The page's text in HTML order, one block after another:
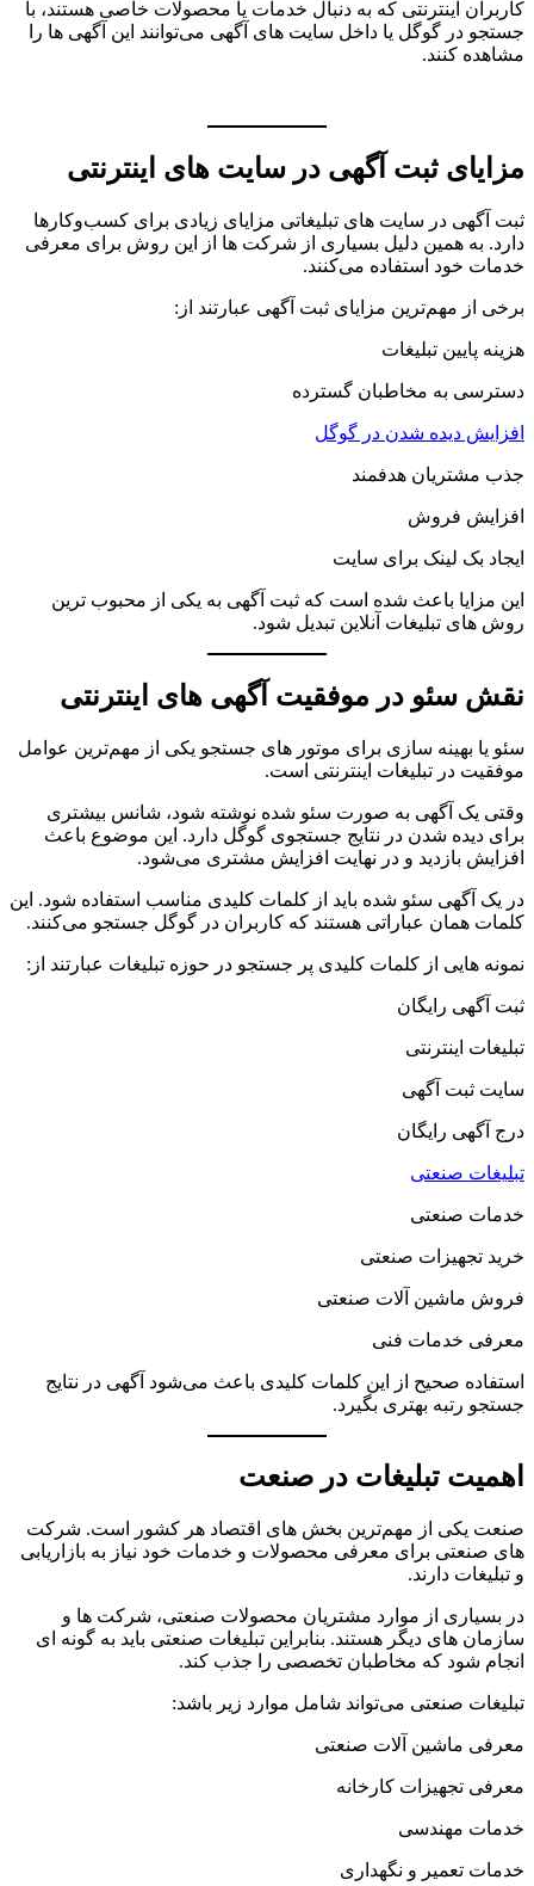
کاربران اینترنتی که به دنبال خدمات یا محصولات خاصی هستند، با
جستجو در گوگل یا داخل سایت های آگهی می‌توانند این آگهی ها را
مشاهده کنند.
مزایای ثبت آگهی در سایت های اینترنتی
ثبت آگهی در سایت های تبلیغاتی مزایای زیادی برای کسب‌وکارها
دارد. به همین دلیل بسیاری از شرکت ها از این روش برای معرفی
خدمات خود استفاده می‌کنند.
برخی از مهم‌ترین مزایای ثبت آگهی عبارتند از:
هزینه پایین تبلیغات
دسترسی به مخاطبان گسترده
افزایش دیده شدن در گوگل
جذب مشتریان هدفمند
افزایش فروش
ایجاد بک لینک برای سایت
این مزایا باعث شده است که ثبت آگهی به یکی از محبوب ترین
روش های تبلیغات آنلاین تبدیل شود.
نقش سئو در موفقیت آگهی های اینترنتی
سئو یا بهینه سازی برای موتور های جستجو یکی از مهم‌ترین عوامل
موفقیت در تبلیغات اینترنتی است.
وقتی یک آگهی به صورت سئو شده نوشته شود، شانس بیشتری
برای دیده شدن در نتایج جستجوی گوگل دارد. این موضوع باعث
افزایش بازدید و در نهایت افزایش مشتری می‌شود.
در یک آگهی سئو شده باید از کلمات کلیدی مناسب استفاده شود. این
کلمات همان عباراتی هستند که کاربران در گوگل جستجو می‌کنند.
نمونه هایی از کلمات کلیدی پر جستجو در حوزه تبلیغات عبارتند از:
ثبت آگهی رایگان
تبلیغات اینترنتی
سایت ثبت آگهی
درج آگهی رایگان
تبلیغات صنعتی
خدمات صنعتی
خرید تجهیزات صنعتی
فروش ماشین آلات صنعتی
معرفی خدمات فنی
استفاده صحیح از این کلمات کلیدی باعث می‌شود آگهی در نتایج
جستجو رتبه بهتری بگیرد.
اهمیت تبلیغات در صنعت
صنعت یکی از مهم‌ترین بخش های اقتصاد هر کشور است. شرکت
های صنعتی برای معرفی محصولات و خدمات خود نیاز به بازاریابی
و تبلیغات دارند.
در بسیاری از موارد مشتریان محصولات صنعتی، شرکت ها و
سازمان های دیگر هستند. بنابراین تبلیغات صنعتی باید به گونه ای
انجام شود که مخاطبان تخصصی را جذب کند.
تبلیغات صنعتی می‌تواند شامل موارد زیر باشد:
معرفی ماشین آلات صنعتی
معرفی تجهیزات کارخانه
خدمات مهندسی
خدمات تعمیر و نگهداری